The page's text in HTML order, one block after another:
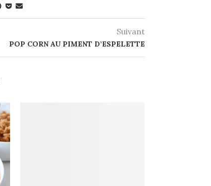
Suivant
POP CORN AU PIMENT D’ESPELETTE